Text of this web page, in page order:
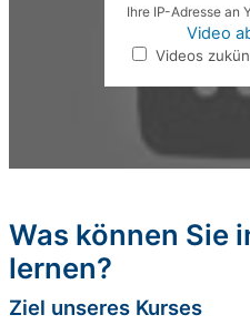
Ihre IP-Adresse an
Video
Videos
Was können Sie
lernen?
Ziel unseres Kurses